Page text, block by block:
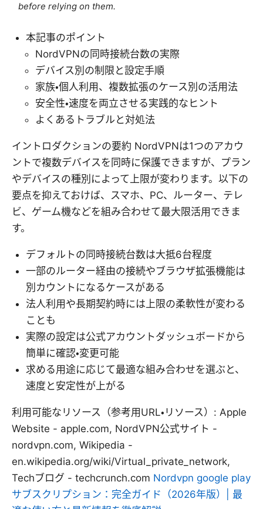
before relying on them.
本記事のポイント
NordVPNの同時接続台数の実際
デバイス別の制限と設定手順
家族・個人利用、複数拡張のケース別の活用法
安全性・速度を両立させる実践的なヒント
よくあるトラブルと対処法
イントロダクションの要約 NordVPNは1つのアカウ
ントで複数デバイスを同時に保護できますが、プラン
やデバイスの種別によって上限が変わります。以下の
要点を抑えておけば、スマホ、PC、ルーター、テレ
ビ、ゲーム機などを組み合わせて最大限活用できま
す。
デフォルトの同時接続台数は大抵6台程度
一部のルーター経由の接続やブラウザ拡張機能は
別カウントになるケースがある
法人利用や長期契約時には上限の柔軟性が変わる
ことも
実際の設定は公式アカウントダッシュボードから
簡単に確認・変更可能
求める用途に応じて最適な組み合わせを選ぶと、
速度と安定性が上がる
利用可能なリソース（参考用URL・リソース）: Apple
Website - apple.com, NordVPN公式サイト -
nordvpn.com, Wikipedia -
en.wikipedia.org/wiki/Virtual_private_network,
Techブログ - techcrunch.com Nordvpn google play
サブスクリプション：完全ガイド（2026年版）| 最